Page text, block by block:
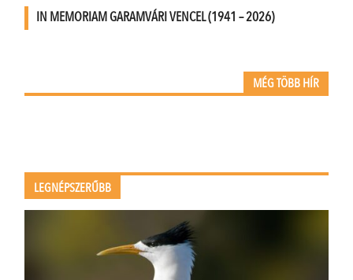
IN MEMORIAM GARAMVÁRI VENCEL (1941 – 2026)
MÉG TÖBB HÍR
LEGNÉPSZERŰBB